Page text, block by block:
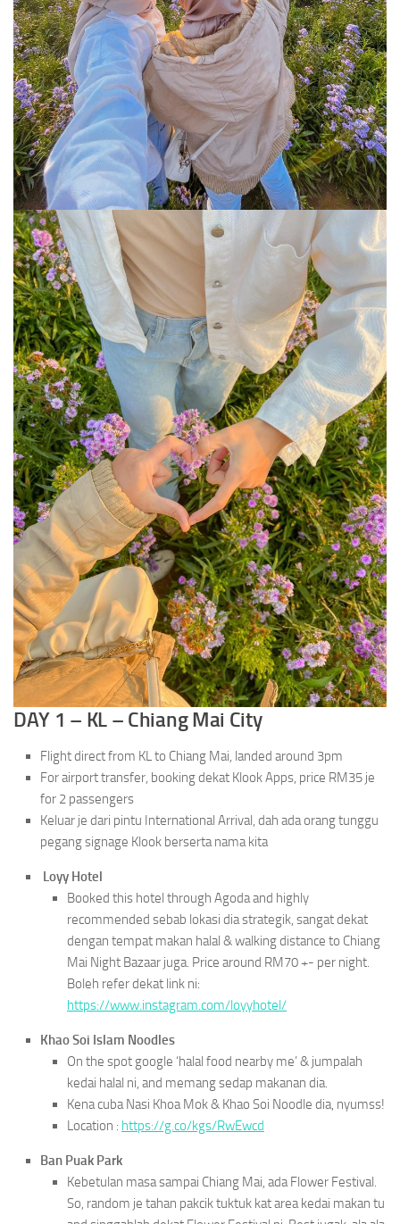
DAY 1 – KL – Chiang Mai City
Flight direct from KL to Chiang Mai, landed around 3pm
For airport transfer, booking dekat Klook Apps, price RM35 je
for 2 passengers
Keluar je dari pintu International Arrival, dah ada orang tunggu
pegang signage Klook berserta nama kita
Loyy Hotel
Booked this hotel through Agoda and highly
recommended sebab lokasi dia strategik, sangat dekat
dengan tempat makan halal & walking distance to Chiang
Mai Night Bazaar juga. Price around RM70 +- per night.
Boleh refer dekat link ni:
https://www.instagram.com/loyyhotel/
Khao Soi Islam Noodles
On the spot google ‘halal food nearby me’ & jumpalah
kedai halal ni, and memang sedap makanan dia.
Kena cuba Nasi Khoa Mok & Khao Soi Noodle dia, nyumss!
Location : https://g.co/kgs/RwEwcd
Ban Puak Park
Kebetulan masa sampai Chiang Mai, ada Flower Festival.
So, random je tahan pakcik tuktuk kat area kedai makan tu